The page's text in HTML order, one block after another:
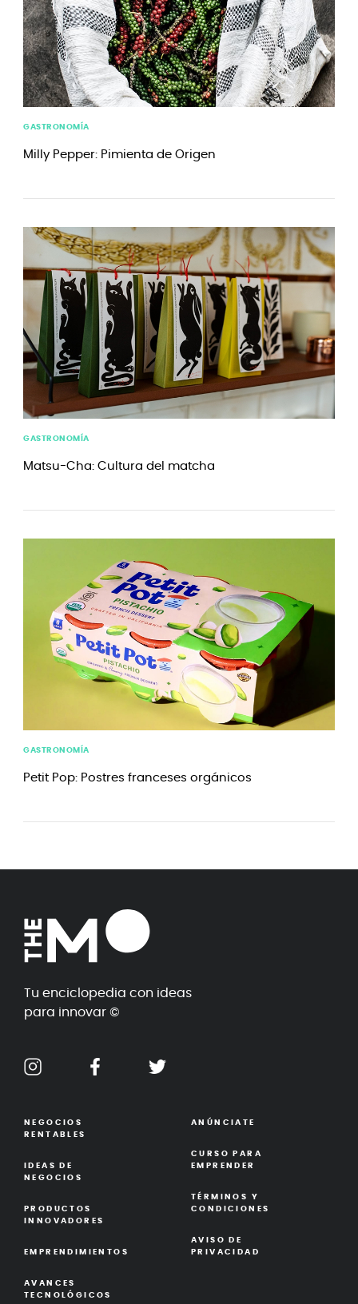
GASTRONOMÍA
Milly Pepper: Pimienta de Origen
GASTRONOMÍA
Matsu-Cha: Cultura del matcha
GASTRONOMÍA
Petit Pop: Postres franceses orgánicos
Tu enciclopedia con ideas
para innovar ©
NEGOCIOS
RENTABLES
IDEAS DE
NEGOCIOS
PRODUCTOS
INNOVADORES
EMPRENDIMIENTOS
AVANCES
TECNOLÓGICOS
ANÚNCIATE
CURSO PARA
EMPRENDER
TÉRMINOS Y
CONDICIONES
AVISO DE
PRIVACIDAD